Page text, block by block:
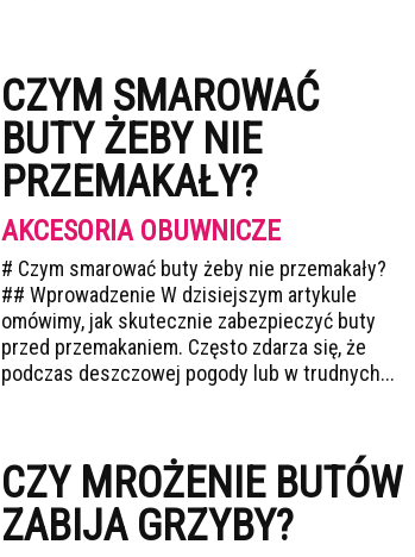
CZYM SMAROWAĆ
BUTY ŻEBY NIE
PRZEMAKAŁY?
AKCESORIA OBUWNICZE
# Czym smarować buty żeby nie przemakały?
## Wprowadzenie W dzisiejszym artykule
omówimy, jak skutecznie zabezpieczyć buty
przed przemakaniem. Często zdarza się, że
podczas deszczowej pogody lub w trudnych...
CZY MROŻENIE BUTÓW
ZABIJA GRZYBY?